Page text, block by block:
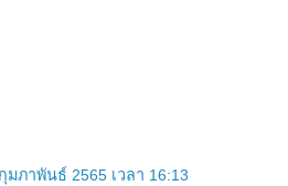
มภาพันธ์ 2565 เวลา 16:13